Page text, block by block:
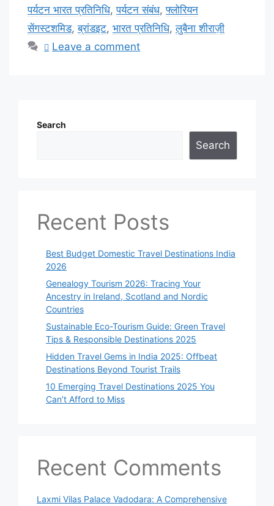
पर्यटन भारत प्रतिनिधि,पर्यटन संबंध,फ्लोरियन
सेंगस्टशमिड,ब्रांडइट, भारत प्रतिनिधि,लुबैना शीराज़ी
Leave a comment
Search
Search
Recent Posts
Best Budget Domestic Travel Destinations India
2026
Genealogy Tourism 2026: Tracing Your
Ancestry in Ireland, Scotland and Nordic
Countries
Sustainable Eco-Tourism Guide: Green Travel
Tips & Responsible Destinations 2025
Hidden Travel Gems in India 2025: Offbeat
Destinations Beyond Tourist Trails
10 Emerging Travel Destinations 2025 You
Can’t Afford to Miss
Recent Comments
Laxmi Vilas Palace Vadodara: A Comprehensive